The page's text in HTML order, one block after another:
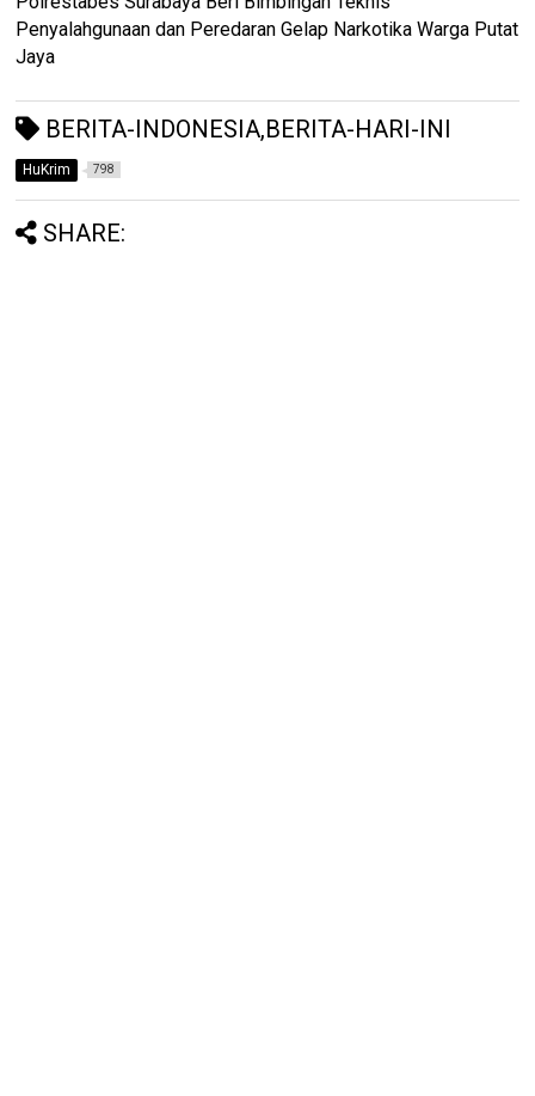
Penyalahgunaan dan Peredaran Gelap Narkotika Warga Putat
Jaya
BERITA-INDONESIA,BERITA-HARI-INI
HuKrim 798
SHARE: